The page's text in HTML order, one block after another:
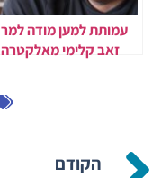
עמותת למען מודה למר
זאב קלימי מאלקטרה
הקודם